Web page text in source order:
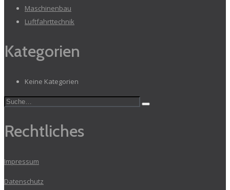
Maschinenbau
Luftfahrttechnik
Kategorien
Keine Kategorien
Rechtliches
Impressum
Datenschutz